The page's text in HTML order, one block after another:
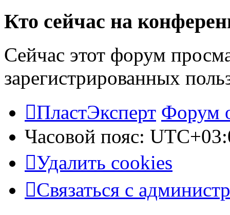
Кто сейчас на
Сейчас этот форум
зарегистрированных
ПластЭксперт Форум
Часовой пояс:
Удалить cookies
Связаться с